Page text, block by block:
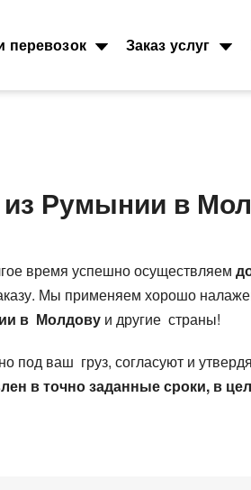
перевозок
грузоперевозки
и доставка
морских перевозок
морем по странам
грузы по морю
Стоимость
вагонами
Заказ услуг
из Румынии в
время успешно осуществляем
Мы применяем хорошо
в Молдову и другие страны!
ваш груз, согласуют и
в точно заданные сроки, в